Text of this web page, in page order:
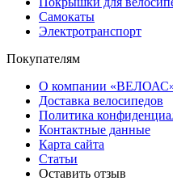
Самокаты
Электротранспорт
Покупателям
О компании
Доставка велосипедов
Политика
Контактные данные
Карта сайта
Статьи
Оставить отзыв